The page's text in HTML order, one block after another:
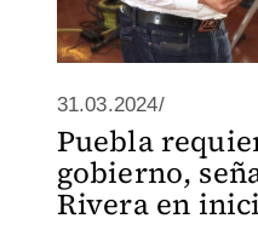
31.03.2024/
Puebla
gobierno,
Rivera en